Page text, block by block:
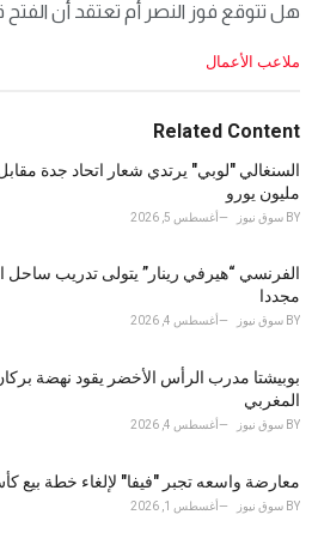
هل تتوقع فوز النصر أم تعتقد أن الفتح
C
e
o
r
i
:
ملاعب الأعمال
Related Content
مليون يورو
BY سوق نيوز أغسطس 5, 2026
الفرنسي “هيرفي رينار” يتولى تدريب ساحل
مجددا
BY سوق نيوز أغسطس 4, 2026
بوبيشتا مدرب الرأس الأخضر يقود نهضة
المغربي
BY سوق نيوز أغسطس 4, 2026
معارضة واسعه تجبر "فيفا" لإلغاء خطة بيع
BY سوق نيوز أغسطس 1, 2026